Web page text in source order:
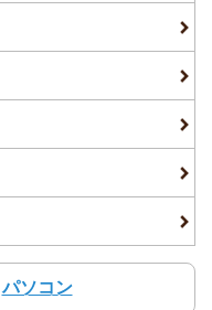
パソコン